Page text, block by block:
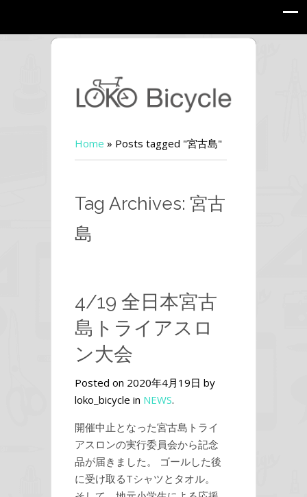
Home » Posts tagged "宮古島"
Tag Archives: 宮古
島
4/19 全日本宮古
島トライアスロ
ン大会
Posted on 2020年4月19日 by
loko_bicycle in NEWS.
開催中止となった宮古島トライ
アスロンの実行委員会から記念
品が届きました。 ゴールした後
に受け取るTシャツとタオル。